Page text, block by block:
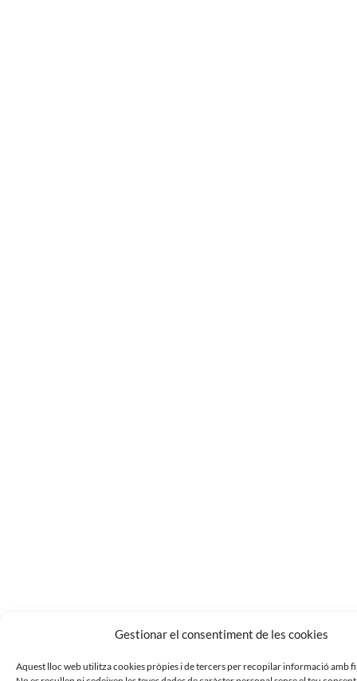
Gestionar el consentiment de les cookies
Aquest lloc web utilitza cookies pròpies i de tercers per recopilar informació amb